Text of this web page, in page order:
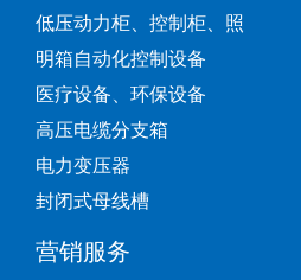
低压动力柜、控制柜、照
明箱自动化控制设备
医疗设备、环保设备
高压电缆分支箱
电力变压器
封闭式母线槽
营销服务